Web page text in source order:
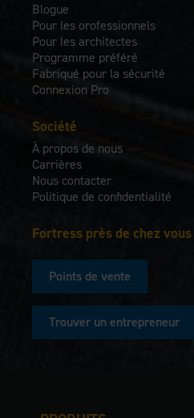
Blogue
Pour les orofessionnels
Pour les architectes
Programme préféré
Fabriqué pour la sécurité
Connexion Pro
Société
À propos de nous
Carrières
Nous contacter
Politique de confidentialité
Fortress près de chez vous
Points de vente
Trouver un entrepreneur